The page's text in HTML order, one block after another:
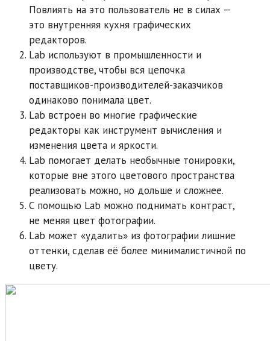
Повлиять на это пользователь не в силах —
это внутренняя кухня графических
редакторов.
Lab используют в промышленности и
производстве, чтобы вся цепочка
поставщиков-производителей-заказчиков
одинаково понимала цвет.
Lab встроен во многие графические
редакторы как инструмент вычисления и
изменения цвета и яркости.
Lab помогает делать необычные тонировки,
которые вне этого цветового пространства
реализовать можно, но дольше и сложнее.
С помощью Lab можно поднимать контраст,
не меняя цвет фотографии.
Lab может «удалить» из фотографии лишние
оттенки, сделав её более минималистичной по
цвету.